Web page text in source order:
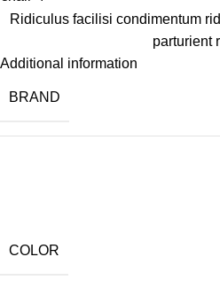
Ridiculus facilisi condimentum
parturient
Additional information
BRAND
COLOR